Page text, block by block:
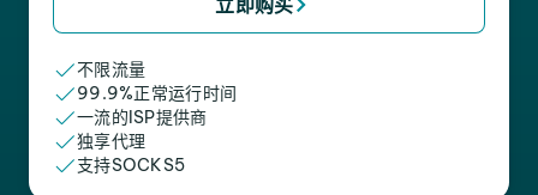
立即购买
不限流量
99.9%正常运行时间
一流的ISP提供商
独享代理
支持SOCKS5